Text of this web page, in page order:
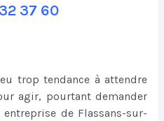
37 60
trop tendance à attendre
agir, pourtant demander
de Flassans-sur-